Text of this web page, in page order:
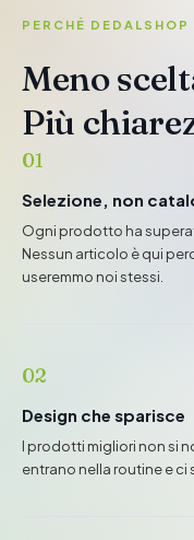
PERCHÉ DEDALSHOP
Meno
Più
01
Selezione, non
Ogni prodotto ha
Nessun articolo è qui
useremmo noi stessi.
02
Design che sparisce
I prodotti migliori non si
entrano nella routine e